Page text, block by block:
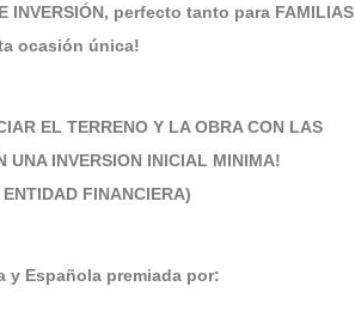
INVERSIÓN, perfecto tanto para FAMILIAS
ocasión única!
EL TERRENO Y LA OBRA CON LAS
UNA INVERSION INICIAL MINIMA!
FINANCIERA)
y Española premiada por: